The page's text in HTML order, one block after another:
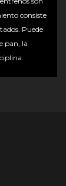
consiste
Puede
pan, la